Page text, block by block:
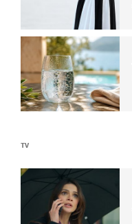
TV